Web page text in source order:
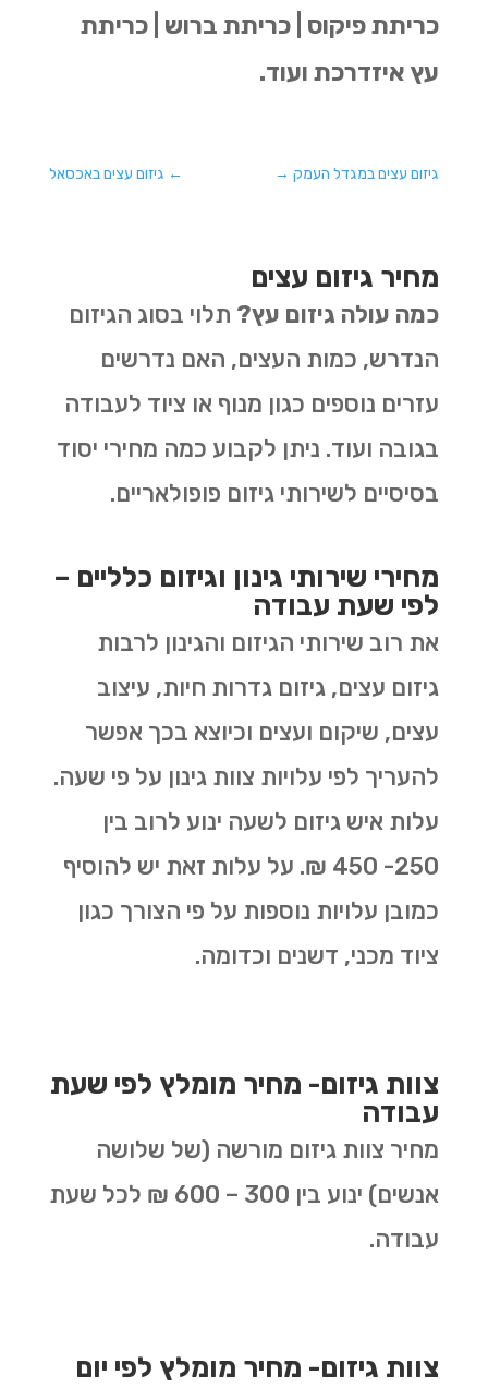
כריתת פיקוס | כריתת ברוש | כריתת
עץ איזדרכת ועוד.
← גיזום עצים באכסאל גיזום עצים במגדל העמק→
מחיר גיזום עצים
כמה עולה גיזום עץ? תלוי בסוג הגיזום
הנדרש, כמות העצים, האם נדרשים
עזרים נוספים כגון מנוף או ציוד לעבודה
בגובה ועוד. ניתן לקבוע כמה מחירי יסוד
בסיסיים לשירותי גיזום פופולאריים.
מחירי שירותי גינון וגיזום כלליים –
לפי שעת עבודה
את רוב שירותי הגיזום והגינון לרבות
גיזום עצים, גיזום גדרות חיות, עיצוב
עצים, שיקום ועצים וכיוצא בכך אפשר
להעריך לפי עלויות צוות גינון על פי שעה.
עלות איש גיזום לשעה ינוע לרוב בין
250- 450 ₪. על עלות זאת יש להוסיף
כמובן עלויות נוספות על פי הצורך כגון
ציוד מכני, דשנים וכדומה.
צוות גיזום- מחיר מומלץ לפי שעת
עבודה
מחיר צוות גיזום מורשה (של שלושה
אנשים) ינוע בין 300 – 600 ₪ לכל שעת
עבודה.
צוות גיזום- מחיר מומלץ לפי יום